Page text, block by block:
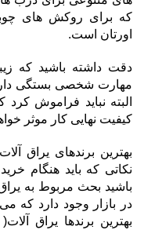
که برای روکش های
اورتان است.
دقت داشته باشید که
مهارت شخصی بستگی
البته نباید فراموش
کیفیت نهایی کار موثر
بهترین برندهای یراق
نکاتی که باید هنگام
باشید بحث مربوط به
در بازار وجود دارد که می
بهترین برندها یراق